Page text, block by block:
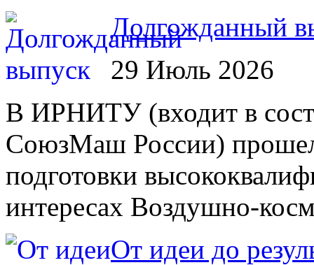
Долгожданный
29 Июль 2026
В ИРНИТУ (входит в
СоюзМаш России) прошел
подготовки
интересах Воздушно-
От идеи до